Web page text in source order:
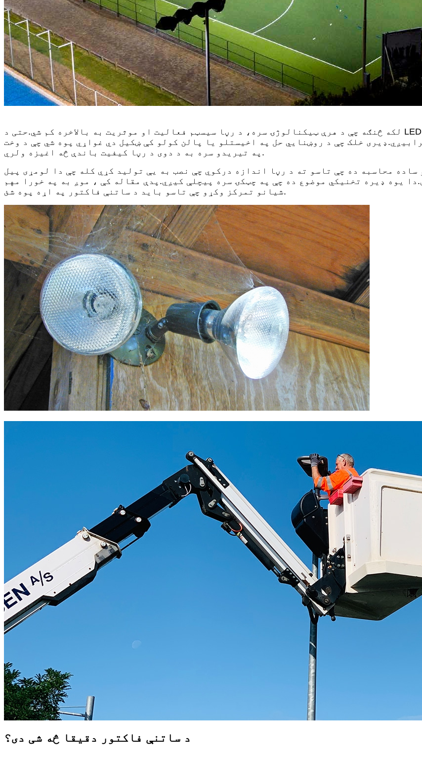
لکه څنګه چې د هرې ټیکنالوژۍ سره، د رڼا سیسټم فعالیت او موثریت به بالاخره کم شي.حتی د LED لیمینیرونه چې د دوی د فلوروسینټ یا لوړ فشار
خلک چې د روښنايي حل په اخیستلو یا پالن کولو کې ښکیل دي غواړي پوه شي چې د وخت
په تیریدو سره به د دوی د رڼا کیفیت باندې څه اغیزه ولري.
ساده محاسبه ده چې تاسو ته د رڼا اندازه درکوي چې نصب به یې تولید کړي کله چې دا لومړی پیل
یوه ډیره تخنیکي موضوع ده چې په چټکۍ سره پیچلې کیږي.پدې مقاله کې ، موږ به په خورا مهم
شیانو تمرکز وکړو چې تاسو باید د ساتنې فاکتور په اړه پوه شئ.
د ساتنې فاکتور دقیقا څه شی دی؟